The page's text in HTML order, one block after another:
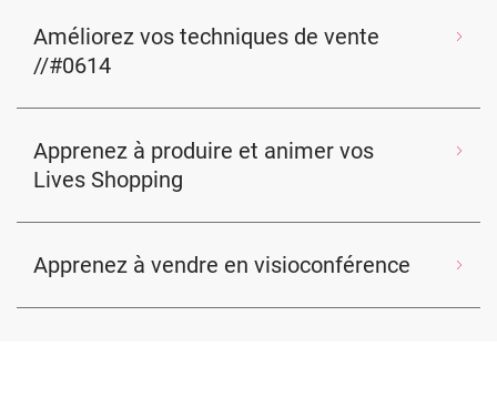
Améliorez vos techniques de vente
//#0614
Apprenez à produire et animer vos
Lives Shopping
Apprenez à vendre en visioconférence